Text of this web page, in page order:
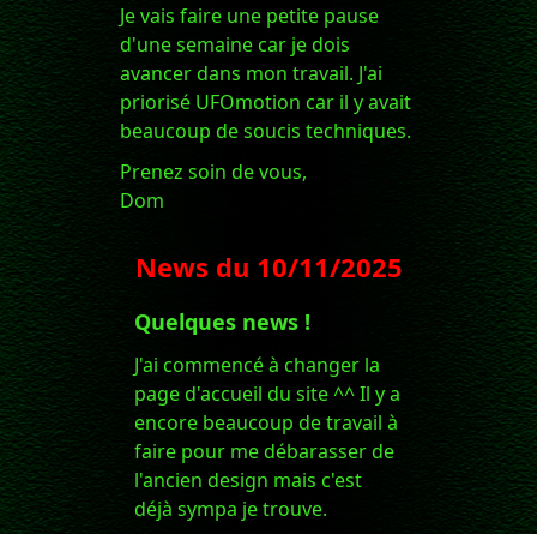
Je vais faire une petite pause
d'une semaine car je dois
avancer dans mon travail. J'ai
priorisé UFOmotion car il y avait
beaucoup de soucis techniques.
Prenez soin de vous,
Dom
News du 10/11/2025
Quelques news !
J'ai commencé à changer la
page d'accueil du site ^^ Il y a
encore beaucoup de travail à
faire pour me débarasser de
l'ancien design mais c'est
déjà sympa je trouve.